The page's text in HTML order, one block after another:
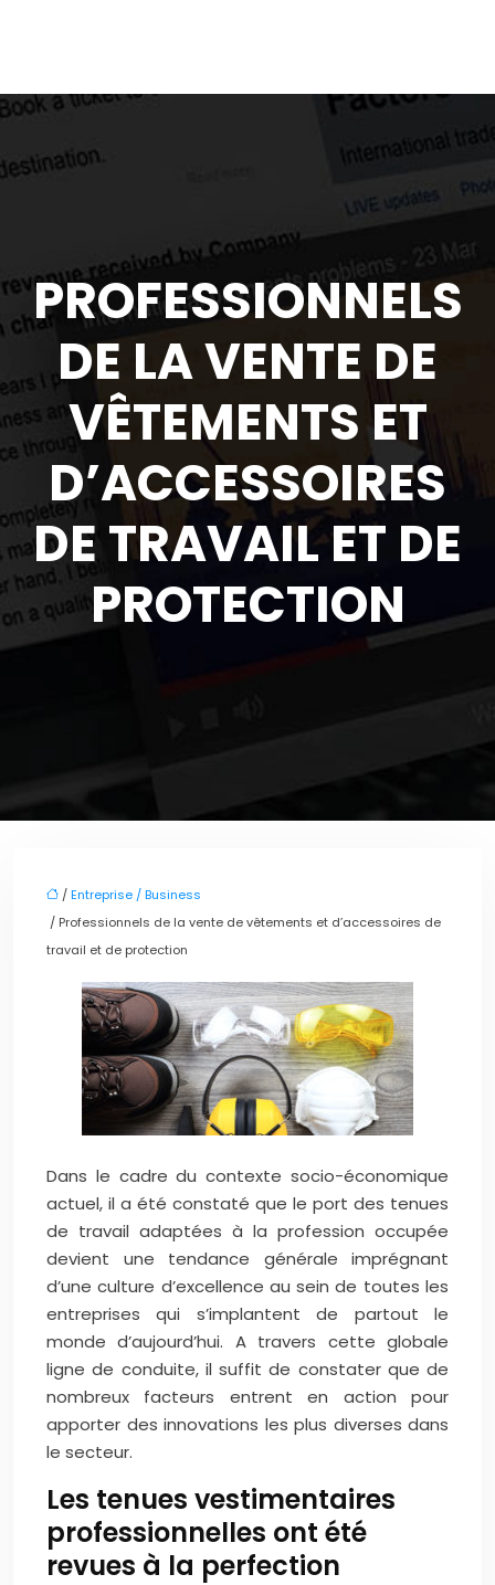
PROFESSIONNELS
DE LA VENTE DE
VÊTEMENTS ET
D’ACCESSOIRES
DE TRAVAIL ET DE
PROTECTION
/Entreprise / Business
/ Professionnels de la vente de vêtements et d’accessoires de
travail et de protection
Dans le cadre du contexte socio-économique
actuel, il a été constaté que le port des tenues
de travail adaptées à la profession occupée
devient une tendance générale imprégnant
d’une culture d’excellence au sein de toutes les
entreprises qui s’implantent de partout le
monde d’aujourd’hui. A travers cette globale
ligne de conduite, il suffit de constater que de
nombreux facteurs entrent en action pour
apporter des innovations les plus diverses dans
le secteur.
Les tenues vestimentaires
professionnelles ont été
revues à la perfection